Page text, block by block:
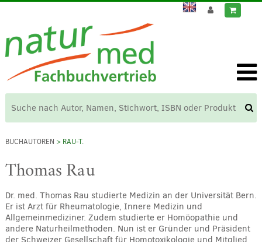
BUCHAUTOREN > RAU-T.
Thomas Rau
Dr. med. Thomas Rau studierte Medizin an der Universität Bern.
Er ist Arzt für Rheumatologie, Innere Medizin und
Allgemeinmediziner. Zudem studierte er Homöopathie und
andere Naturheilmethoden. Nun ist er Gründer und Präsident
der Schweizer Gesellschaft für Homotoxikologie und Mitglied